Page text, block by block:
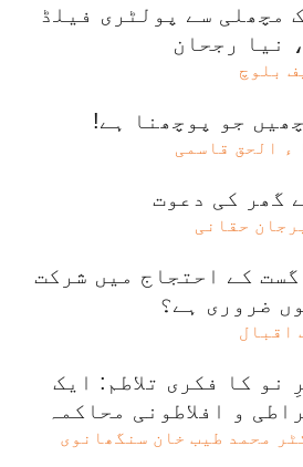
مچھلی سے پولٹری فیلڈ
نیا رجحان
بلوچ
جو پوچھنا ہے!
ء الحق قاسمی
گھر کی دعوت
حقانی
اگست کے احتجاج میں شرکت
ضروری ہے؟
اقبال
نو کا فکری تلاطم: ایک
و افلاطونی محاکمہ
محمد طیب خان سنگھانوی